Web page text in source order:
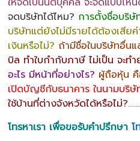
จดบริษัทได้ไหม? การตั้งชื่อบริษั
บริษัทแต่ยังไม่มีรายได้ต้องเสี
เงินหรือไม่? ถ้ามีชื่อในบริษัทอื่นแ
บิล ทำใบกำกับภาษี ไม่เป็น จะทำ
อะไร มีหน้าที่อย่างไร? ผู้ถือหุ้น คื
เปิดบัญชีกับธนาคาร ในนามบริษั
ใช้บ้านที่ต่างจังหวัดได้หรือไม่?
โทรหาเรา เพื่อขอรับคำปรึกษา โ